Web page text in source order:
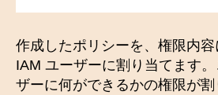
作成したポリシーを、権限内
IAM ユーザーに割り当てます
ザーに何ができるかの権限が割